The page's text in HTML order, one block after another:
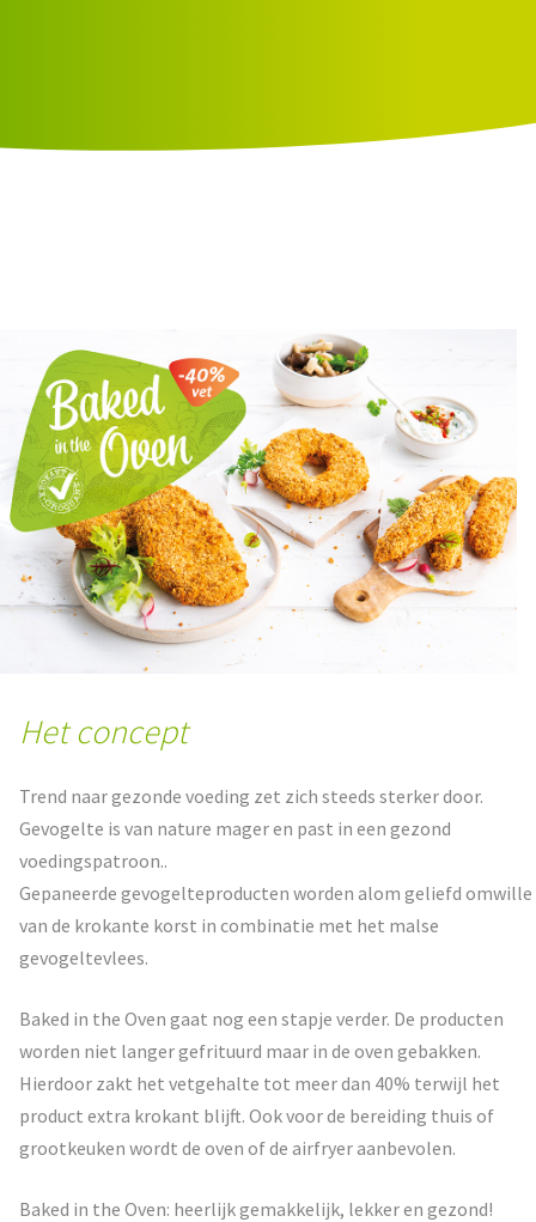
Het concept
Trend naar gezonde voeding zet zich steeds sterker door.
Gevogelte is van nature mager en past in een gezond
voedingspatroon..
Gepaneerde gevogelteproducten worden alom geliefd omwille
van de krokante korst in combinatie met het malse
gevogeltevlees.
Baked in the Oven gaat nog een stapje verder. De producten
worden niet langer gefrituurd maar in de oven gebakken.
Hierdoor zakt het vetgehalte tot meer dan 40% terwijl het
product extra krokant blijft. Ook voor de bereiding thuis of
grootkeuken wordt de oven of de airfryer aanbevolen.
Baked in the Oven: heerlijk gemakkelijk, lekker en gezond!